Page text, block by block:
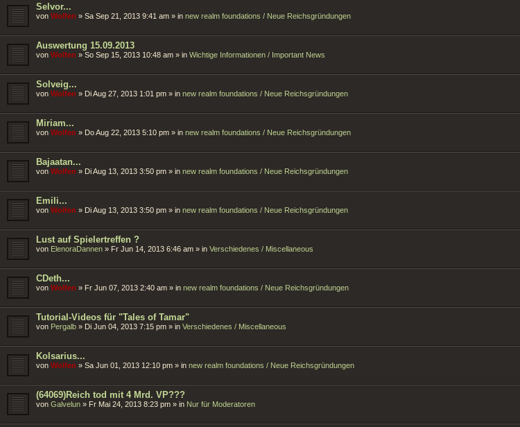
Selvor...
von Wolfen » Sa Sep 21, 2013 9:41 am » in new realm foundations / Neue Reichsgründungen
Auswertung 15.09.2013
von Wolfen » So Sep 15, 2013 10:48 am » in Wichtige Informationen / Important News
Solveig...
von Wolfen » Di Aug 27, 2013 1:01 pm » in new realm foundations / Neue Reichsgründungen
Miriam...
von Wolfen » Do Aug 22, 2013 5:10 pm » in new realm foundations / Neue Reichsgründungen
Bajaatan...
von Wolfen » Di Aug 13, 2013 3:50 pm » in new realm foundations / Neue Reichsgründungen
Emili...
von Wolfen » Di Aug 13, 2013 3:50 pm » in new realm foundations / Neue Reichsgründungen
Lust auf Spielertreffen ?
von ElenoraDannen » Fr Jun 14, 2013 6:46 am » in Verschiedenes / Miscellaneous
CDeth...
von Wolfen » Fr Jun 07, 2013 2:40 am » in new realm foundations / Neue Reichsgründungen
Tutorial-Videos für "Tales of Tamar"
von Pergalb » Di Jun 04, 2013 7:15 pm » in Verschiedenes / Miscellaneous
Kolsarius...
von Wolfen » Sa Jun 01, 2013 12:10 pm » in new realm foundations / Neue Reichsgründungen
(64069)Reich tod mit 4 Mrd. VP???
von Galvelun » Fr Mai 24, 2013 8:23 pm » in Nur für Moderatoren